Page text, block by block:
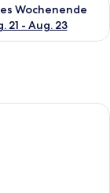
Wochenende
21 - Aug. 23
|